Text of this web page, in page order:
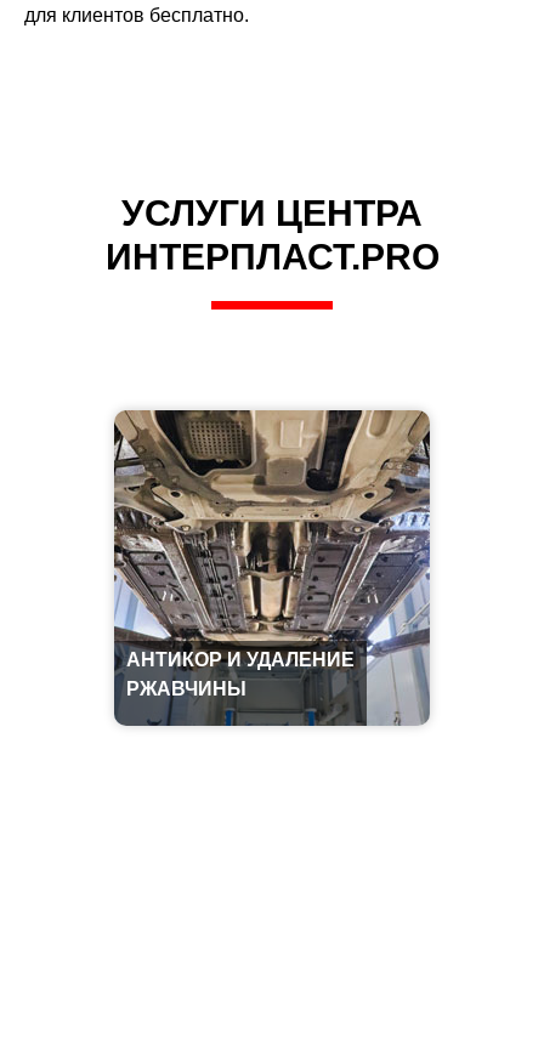
для клиентов бесплатно.
УСЛУГИ ЦЕНТРА
ИНТЕРПЛАСТ.PRO
АНТИКОР И УДАЛЕНИЕ
РЖАВЧИНЫ